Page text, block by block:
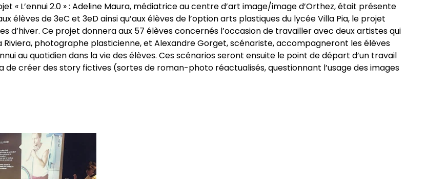
« L’ennui 2.0 » : Adeline Maura, médiatrice au centre d’art image/image d’Orthez, était présente
élèves de 3eC et 3eD ainsi qu’aux élèves de l’option arts plastiques du lycée Villa Pia, le projet
d’hiver. Ce projet donnera aux 57 élèves concernés l’occasion de travailler avec deux artistes qui
photographe plasticienne, et Alexandre Gorget, scénariste, accompagneront les élèves
au quotidien dans la vie des élèves. Ces scénarios seront ensuite le point de départ d’un travail
créer des story fictives (sortes de roman-photo réactualisés, questionnant l’usage des images